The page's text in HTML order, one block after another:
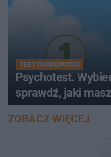
TEST OSOBOWOŚCI
Psychotest.
sprawdź, jaki
ZOBACZ WIĘCEJ